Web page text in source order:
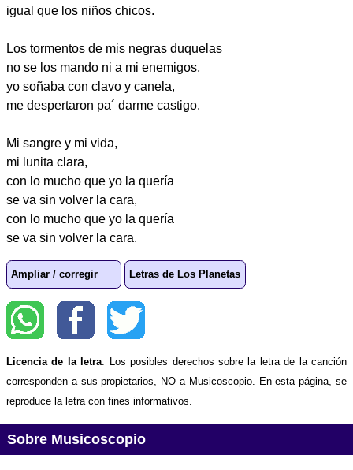
igual que los niños chicos.
Los tormentos de mis negras duquelas
no se los mando ni a mi enemigos,
yo soñaba con clavo y canela,
me despertaron pa´ darme castigo.
Mi sangre y mi vida,
mi lunita clara,
con lo mucho que yo la quería
se va sin volver la cara,
con lo mucho que yo la quería
se va sin volver la cara.
Ampliar / corregir Letras de Los Planetas
Licencia de la letra: Los posibles derechos sobre la letra de la canción
corresponden a sus propietarios, NO a Musicoscopio. En esta página, se
reproduce la letra con fines informativos.
Sobre Musicoscopio